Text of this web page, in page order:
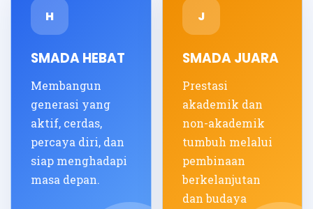
H
SMADA HEBAT
Membangun
generasi yang
aktif, cerdas,
percaya diri, dan
siap menghadapi
masa depan.
J
SMADA JUARA
Prestasi
akademik dan
non-akademik
tumbuh melalui
pembinaan
berkelanjutan
dan budaya